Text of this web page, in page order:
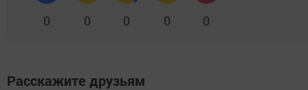
0 0 0 0 0
Расскажите друзьям